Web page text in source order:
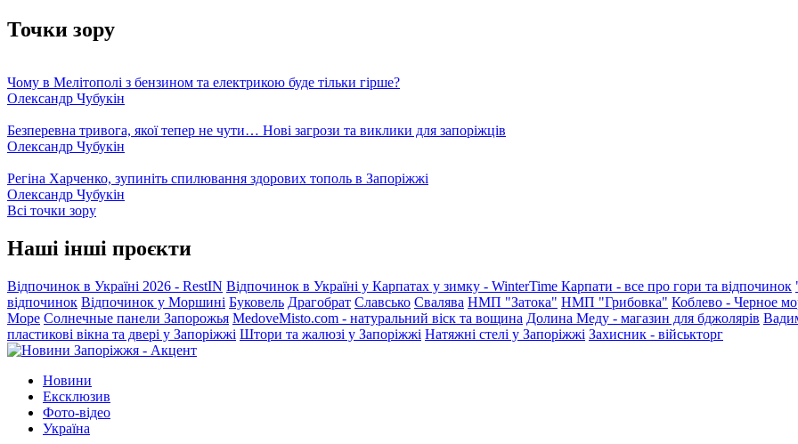
Точки зору
Чому в Мелітополі з бензином та електрикою буде тільки гірше?
Олександр Чубукін
Безперевна тривога, якої тепер не чути… Нові загрози та виклики для запоріжців
Олександр Чубукін
Регіна Харченко, зупиніть спилювання здорових тополь в Запоріжжі
Олександр Чубукін
Всі точки зору
Наші інші проєкти
Відпочинок в Україні 2026 - RestIN Відпочинок в Україні у Карпатах у зимку - WinterTime Карпати - все про гори та відпочинок
відпочинок Відпочинок у Моршині Буковель Драгобрат Славсько Свалява НМП "Затока" НМП "Грибовка" Коблево - Черное
Море Солнечные панели Запорожья MedoveMisto.com - натуральний віск та вощина Долина Меду - магазин для бджолярів
пластикові вікна та двері у Запоріжжі Штори та жалюзі у Запоріжжі Натяжні стелі у Запоріжжі Захисник - військторг
Новини
Ексклюзив
Фото-відео
Україна